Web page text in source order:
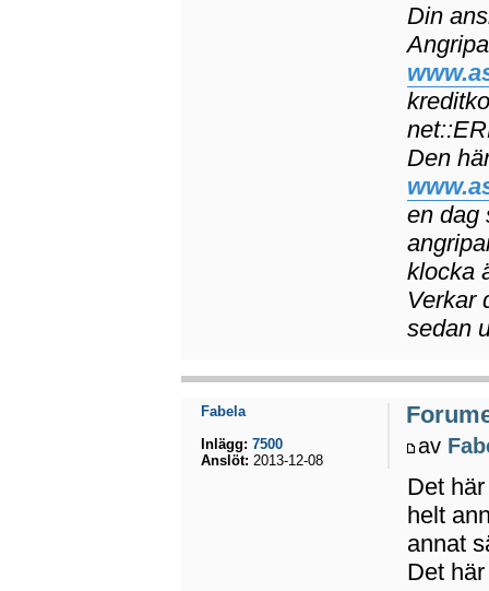
Din
Den
en dag
klocka
Verkar
sedan
av
Det
helt
annat
Det
Fabela
Inlägg: 7500
Anslöt: 2013-12-08